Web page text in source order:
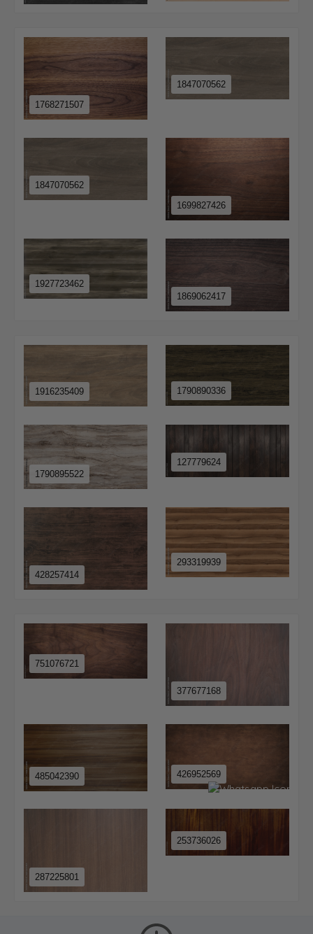
1768271507
1847070562
1847070562
1699827426
1927723462
1869062417
1916235409 1790890336
1790895522
127779624
428257414
293319939
751076721
377677168
485042390 426952569
287225801
253736026